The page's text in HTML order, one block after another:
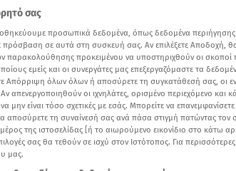
σας
προσωπικά δεδομένα, όπως δεδομένα
πρόσβαση σε αυτά στη συσκευή σας. Αν επιλέξετε Αποδοχή,
παρακολούθησης προκειμένου να υποστηριχθούν οι σκοποί
εμείς και οι συνεργάτες μας επεξεργαζόμαστε τα
Απόρριψη όλων όλων ή αποσύρετε τη συγκατάθεσή σας, οι
απενεργοποιηθούν οι ιχνηλάτες, ορισμένο περιεχόμενο και
μην είναι τόσο σχετικές με εσάς. Μπορείτε να
να αποσύρετε τη συναίνεσή σας ανά πάσα στιγμή πατώντας τον
της ιστοσελίδας [ή το αιωρούμενο εικονίδιο στο κάτω
σας θα τεθούν σε ισχύ στον Ιστότοπος. Για
μας.